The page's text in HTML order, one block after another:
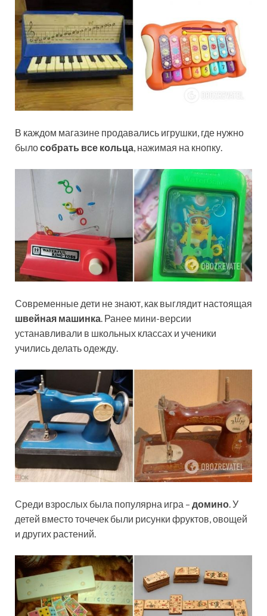
В каждом магазине продавались игрушки, где нужно
былособрать все кольца , нажимая на кнопку.
Современные дети не знают, как выглядит настоящая
швейная машинка . Ранее мини-версии
устанавливали в школьных классах и ученики
учились делать одежду.
Среди взрослых была популярна игра – домино . У
детей вместо точечек были рисунки фруктов, овощей
и других растений.